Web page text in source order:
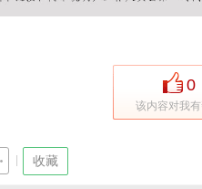
0
该内容对我
收藏